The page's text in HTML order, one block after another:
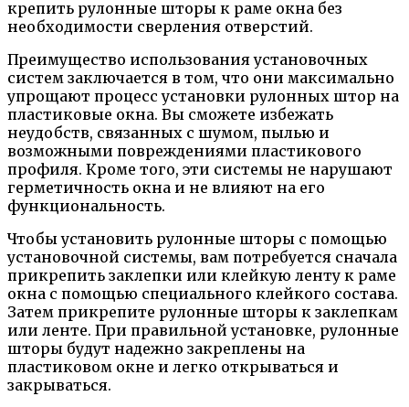
крепить рулонные шторы к раме окна без
необходимости сверления отверстий.
Преимущество использования установочных
систем заключается в том, что они максимально
упрощают процесс установки рулонных штор на
пластиковые окна. Вы сможете избежать
неудобств, связанных с шумом, пылью и
возможными повреждениями пластикового
профиля. Кроме того, эти системы не нарушают
герметичность окна и не влияют на его
функциональность.
Чтобы установить рулонные шторы с помощью
установочной системы, вам потребуется сначала
прикрепить заклепки или клейкую ленту к раме
окна с помощью специального клейкого состава.
Затем прикрепите рулонные шторы к заклепкам
или ленте. При правильной установке, рулонные
шторы будут надежно закреплены на
пластиковом окне и легко открываться и
закрываться.